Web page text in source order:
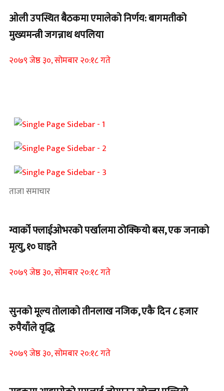
ओली उपस्थित बैठकमा एमालेको निर्णय: बागमतीको
मुख्यमन्त्री जगन्नाथ थपलिया
२०७९ जेष्ठ ३०, सोमबार २०:१८ गते
ताजा समाचार
ग्वार्को फ्लाईओभरको पर्खालमा ठोक्कियो बस, एक जनाको
मृत्यु, १० घाइते
२०७९ जेष्ठ ३०, सोमबार २०:१८ गते
सुनको मूल्य तोलाको तीनलाख नजिक, एकै दिन ८ हजार
रुपैयाँले वृद्धि
२०७९ जेष्ठ ३०, सोमबार २०:१८ गते